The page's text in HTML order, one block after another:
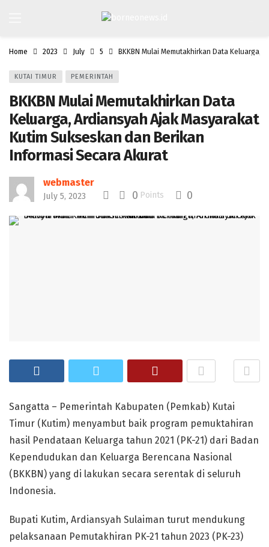
Home 2023 July 5 BKKBN Mulai Memutakhirkan Data Keluarga,
KUTAI TIMUR PEMERINTAH
BKKBN Mulai Memutakhirkan Data
Keluarga, Ardiansyah Ajak Masyarakat
Kutim Sukseskan dan Berikan
Informasi Secara Akurat
webmaster
July 5, 2023 0 Points 0
Sangatta – Pemerintah Kabupaten (Pemkab) Kutai
Timur (Kutim) menyambut baik program pemuktahiran
hasil Pendataan Keluarga tahun 2021 (PK-21) dari Badan
Kependudukan dan Keluarga Berencana Nasional
(BKKBN) yang di lakukan secara serentak di seluruh
Indonesia.
Bupati Kutim, Ardiansyah Sulaiman turut mendukung
pelaksanaan Pemutakhiran PK-21 tahun 2023 (PK-23)